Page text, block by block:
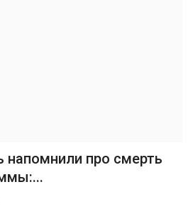
напомнили про смерть